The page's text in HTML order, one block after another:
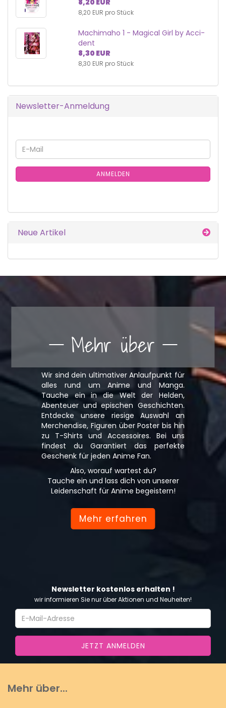
8,20 EUR
8,20 EUR pro Stück
Ma­chi­ma­ho 1 - Ma­gi­cal Girl by Ac­ci­
dent
8,30 EUR
8,30 EUR pro Stück
Newsletter-Anmeldung
WEITER
ZUR
NEWSLETTER-
E-
Mail
ANMELDEN
Neue Artikel
Mehr über
Wir sind dein ultimativer Anlaufpunkt für
alles rund um Anime und Manga.
Tauche ein in die Welt der Helden,
Abenteuer und epischen Geschichten.
Entdecke unsere riesige Auswahl an
Merchendise, Figuren über Poster bis hin
zu T-Shirts und Accessoires. Bei uns
findest du Garantiert das perfekte
Geschenk für jeden Anime Fan.
Also, worauf wartest du?
Tauche ein und lass dich von unserer
Leidenschaft für Anime begeistern!
Mehr erfahren
Newsletter kostenlos erhalten !
wir informieren Sie nur über Aktionen und Neuheiten!
Mehr über...